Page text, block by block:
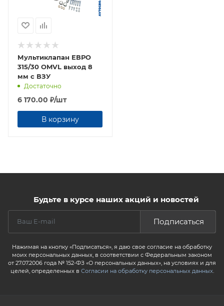
Мультиклапан ЕВРО
315/30 OMVL выход 8
мм с ВЗУ
Достаточно
6 170.00 ₽/шт
В корзину
Будьте в курсе наших акций и новостей
Подписаться
Нажимая на кнопку «Подписаться», я даю свое согласие на обработку
моих персональных данных, в соответствии с Федеральным законом
от 27.07.2006 года № 152-ФЗ «О персональных данных», на условиях и для
целей, определенных в Согласии на обработку персональных данных.